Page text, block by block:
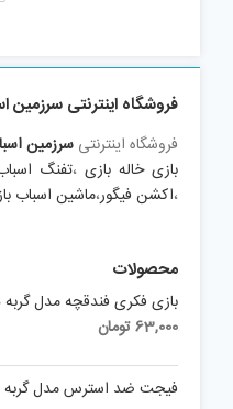
فروشگاه اینترنتی سرزمین
فروشگاه اینترنتی سرزمین
بازی خاله بازی ،تفنگ
،اکشن فیگور،ماشین اسباب
محصولات
بازی فکری فندقچه مدل
63,000تومان
فیجت ضد استرس مدل گربه